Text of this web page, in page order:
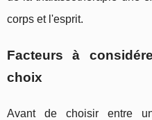
corps et l'esprit.
Facteurs à
choix
Avant de choisir entre